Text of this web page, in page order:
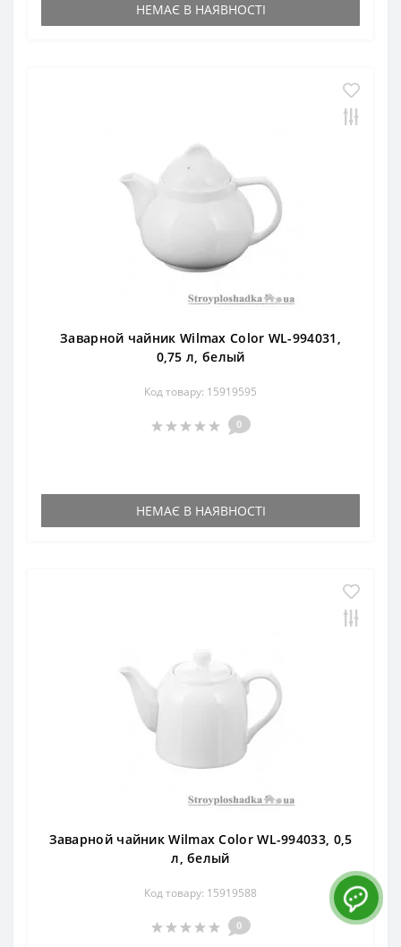
НЕМАЄ В НАЯВНОСТІ
Заварной чайник Wilmax Color WL-994031,
0,75 л, белый
Код товару: 15919595
0
НЕМАЄ В НАЯВНОСТІ
Заварной чайник Wilmax Color WL-994033, 0,5
л, белый
Код товару: 15919588
0